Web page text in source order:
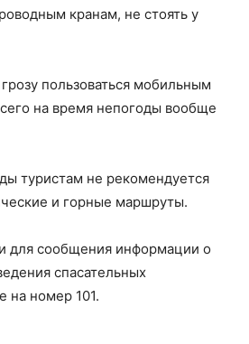
кранам, не стоять у
пользоваться мобильным
на время непогоды вообще
туристам не рекомендуется
и горные маршруты.
для сообщения информации о
спасательных
на номер 101.